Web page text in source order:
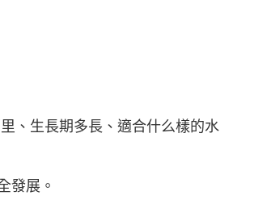
、生長期多長、適合什么樣的水
發展。